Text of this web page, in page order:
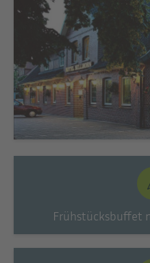
Frühstücksbuffet